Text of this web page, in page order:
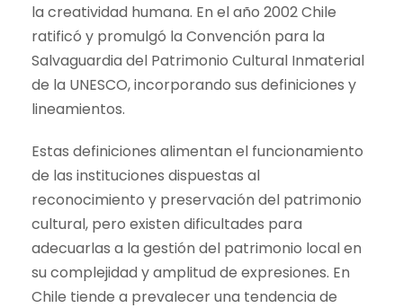
la creatividad humana. En el año 2002 Chile
ratificó y promulgó la Convención para la
Salvaguardia del Patrimonio Cultural Inmaterial
de la UNESCO, incorporando sus definiciones y
lineamientos.
Estas definiciones alimentan el funcionamiento
de las instituciones dispuestas al
reconocimiento y preservación del patrimonio
cultural, pero existen dificultades para
adecuarlas a la gestión del patrimonio local en
su complejidad y amplitud de expresiones. En
Chile tiende a prevalecer una tendencia de